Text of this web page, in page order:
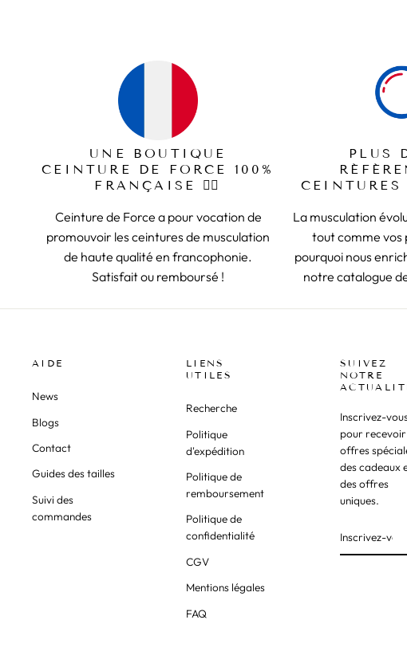
UNE BOUTIQUE
CEINTURE DE FORCE 100%
FRANÇAISE 🏋️‍♂️
Ceinture de Force a pour vocation de
promouvoir les ceintures de musculation
de haute qualité en francophonie.
Satisfait ou remboursé !
PLUS
CEINTURES
La musculation
tout comme vos
pourquoi nous
notre catalogue
AIDE
News
Blogs
Contact
Guides des tailles
Suivi des
commandes
LIENS
UTILES
Recherche
Politique
d'expédition
Politique de
remboursement
Politique de
confidentialité
CGV
Mentions légales
FAQ
SUIVEZ
NOTRE
Inscrivez-
pour
offres
des cadeaux
des offres
uniques.